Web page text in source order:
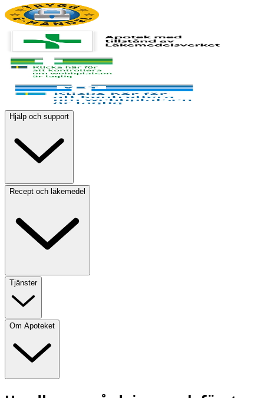
Hjälp och support
Recept och läkemedel
Tjänster
Om Apoteket